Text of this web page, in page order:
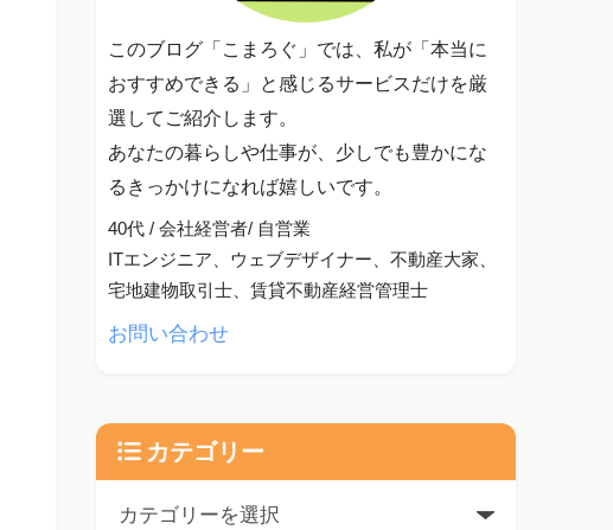
このブログ「こまろぐ」では、私が「本当に
おすすめできる」と感じるサービスだけを厳
選してご紹介します。
あなたの暮らしや仕事が、少しでも豊かにな
るきっかけになれば嬉しいです。
40代 / 会社経営者/ 自営業
ITエンジニア、ウェブデザイナー、不動産大家、
宅地建物取引士、賃貸不動産経営管理士
お問い合わせ
カテゴリー